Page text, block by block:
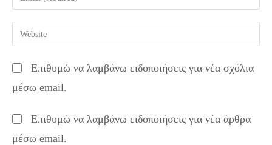
comment
your
email
address
comment
Enter
your
URL
(optional)
Επιθυμώ να λαμβάνω ειδοποιήσεις για νέα σχόλια
μέσω email.
Επιθυμώ να λαμβάνω ειδοποιήσεις για νέα άρθρα
μέσω email.